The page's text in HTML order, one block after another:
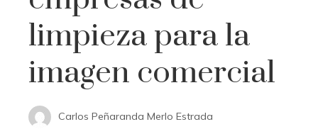
limpieza para la
imagen comercial
Carlos Peñaranda Merlo Estrada